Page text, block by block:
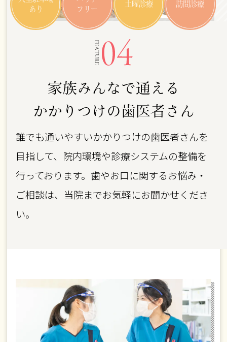
あり
フリー
土曜診療 訪問診療
家族みんなで通える
かかりつけの歯医者さん
誰でも通いやすいかかりつけの歯医者さんを
目指して、院内環境や診療システムの整備を
行っております。歯やお口に関するお悩み・
ご相談は、当院までお気軽にお聞かせくださ
い。